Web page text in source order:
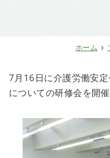
ホーム
7月16日に介護労働安
についての研修会を開催